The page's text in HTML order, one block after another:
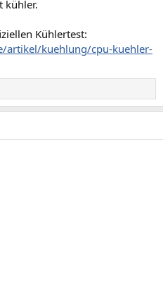
kühler.
Kühlertest:
artikel/kuehlung/cpu-kuehler-